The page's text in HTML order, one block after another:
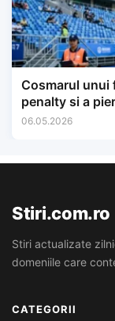
Cosmarul unui
penalty si a
06.05.2026
Stiri.com.ro
Stiri actualizate
domeniile care
CATEGORII